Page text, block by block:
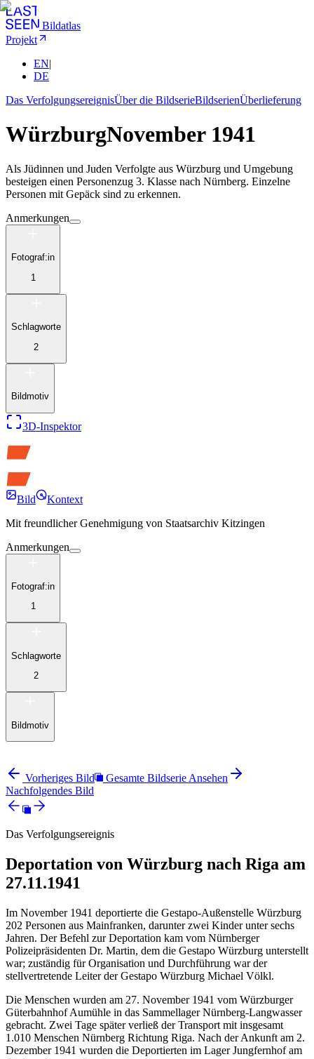
Bildatlas
Projekt
EN|
DE
Das VerfolgungsereignisÜber die BildserieBildserienÜberlieferung
WürzburgNovember 1941
Als Jüdinnen und Juden Verfolgte aus Würzburg und Umgebung
besteigen einen Personenzug 3. Klasse nach Nürnberg. Einzelne
Personen mit Gepäck sind zu erkennen.
Anmerkungen
Fotograf:in
1
Schlagworte
2
Bildmotiv
3D-Inspektor
Bild
Kontext
Mit freundlicher Genehmigung von Staatsarchiv Kitzingen
Anmerkungen
Fotograf:in
1
Schlagworte
2
Bildmotiv
Vorheriges Bild
Gesamte Bildserie Ansehen
Nachfolgendes Bild
Das Verfolgungsereignis
Deportation von Würzburg nach Riga am
27.11.1941
Im November 1941 deportierte die Gestapo-Außenstelle Würzburg
202 Personen aus Mainfranken, darunter zwei Kinder unter sechs
Jahren. Der Befehl zur Deportation kam vom Nürnberger
Polizeipräsidenten Dr. Martin, dem die Gestapo Würzburg unterstellt
war; zuständig für Organisation und Durchführung war der
stellvertretende Leiter der Gestapo Würzburg Michael Völkl.
Die Menschen wurden am 27. November 1941 vom Würzburger
Güterbahnhof Aumühle in das Sammellager Nürnberg-Langwasser
gebracht. Zwei Tage später verließ der Transport mit insgesamt
1.010 Menschen Nürnberg Richtung Riga. Nach der Ankunft am 2.
Dezember 1941 wurden die Deportierten im Lager Jungfernhof am